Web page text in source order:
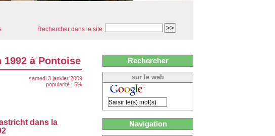
Rechercher dans le site
à Pontoise
samedi 3 janvier 2009
popularité : 5%
dans la
Rechercher
sur le web
Navigation